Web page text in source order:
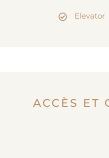
Elevator
ACCÈS ET